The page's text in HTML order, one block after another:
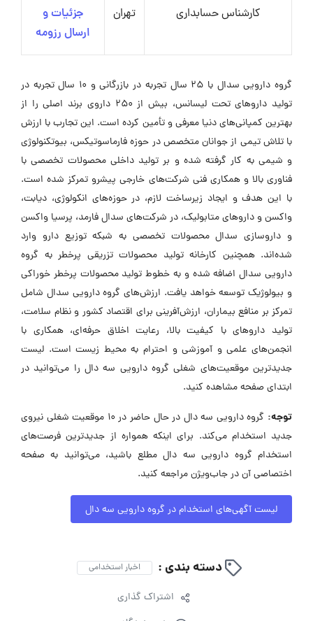
کارشناس حسابداری تهران
جزئیات و
ارسال رزومه
گروه دارویی سدال با 25 سال تجربه در بازرگانی و 10 سال تجربه در
تولید داروهای تحت لیسانس، بیش از 250 داروی برند اصلی را از
بهترین کمپانی‌های دنیا معرفی و تأمین کرده است. این تجارب با ارزش
با تلاش تیمی از جوانان متخصص در حوزه فارماسوتیکس، بیوتکنولوژی
و شیمی به کار گرفته شده و بر تولید داخلی محصولات تخصصی با
فناوری بالا و همکاری فنی شرکت‌های خارجی پیشرو تمرکز شده است.
با این هدف و ایجاد زیرساخت لازم، در حوزه‌های انکولوژی، دیابت،
واکسن و داروهای متابولیک، در شرکت‌های سدال فارمد، پرسیا واکسن
و داروسازی سدال محصولات تخصصی به شبکه توزیع دارو وارد
شده‌اند. همچنین کارخانه تولید محصولات تزریقی پرخطر به گروه
دارویی سدال اضافه شده و به خطوط تولید محصولات پرخطر خوراکی
و بیولوژیک توسعه خواهد یافت. ارزش‌های گروه دارویی سدال شامل
تمرکز بر منافع بیماران، ارزش‌آفرینی برای اقتصاد کشور و نظام سلامت،
تولید داروهای با کیفیت بالا، رعایت اخلاق حرفه‌ای، همکاری با
انجمن‌های علمی و آموزشی و احترام به محیط زیست است. لیست
جدیدترین موقعیت‌های شغلی گروه دارویی سه دال را می‌توانید در
ابتدای صفحه مشاهده کنید.
توجه:
گروه دارویی سه دال در حال حاضر در ۱۰ موقعیت شغلی نیروی
جدید استخدام می‌کند. برای اینکه همواره از جدیدترین فرصت‌های
استخدام گروه دارویی سه دال مطلع باشید، می‌توانید به صفحه
اختصاصی آن در جاب‌ویژن مراجعه کنید.
لیست آگهی‌های استخدام در گروه دارویی سه دال
دسته بندی : اخبار استخدامی
اشتراک گذاری